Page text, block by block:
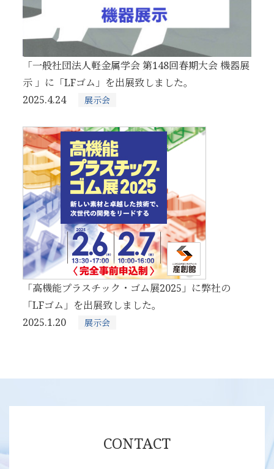
「一般社団法人軽金属学会 第148回春期大会 機器展
示 」に「LFゴム」を出展致しました。
2025.4.24
展示会
「高機能プラスチック・ゴム展2025」に弊社の
「LFゴム」を出展致しました。
2025.1.20
展示会
CONTACT